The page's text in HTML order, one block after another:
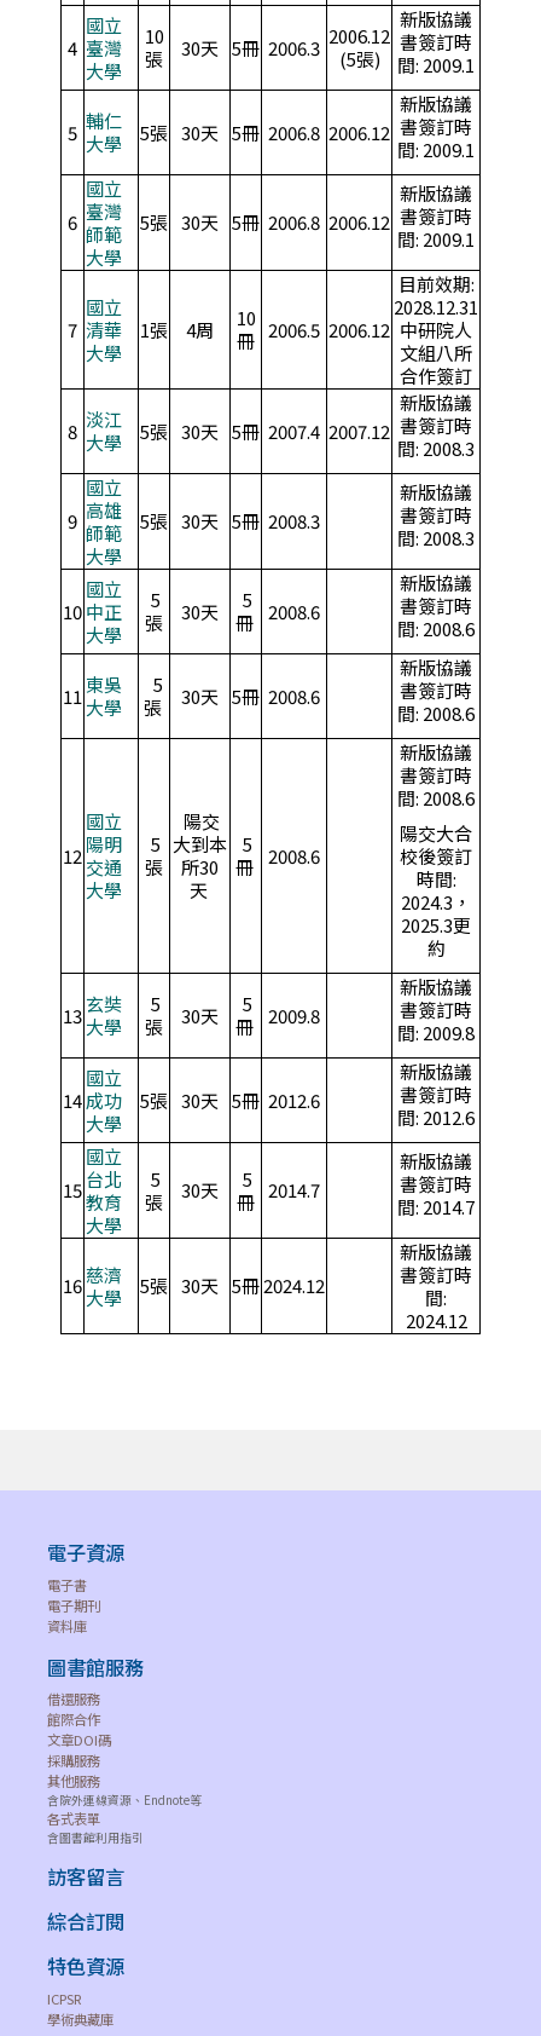
4
國立
臺灣
大學
10
張
30天 5冊 2006.3 2006.12
(5張)
新版協議
書簽訂時
間: 2009.1
5 輔仁
大學
5張 30天 5冊 2006.8 2006.12
新版協議
書簽訂時
間: 2009.1
6
國立
臺灣
師範
大學
5張 30天 5冊 2006.8 2006.12
新版協議
書簽訂時
間: 2009.1
7
國立
清華
大學
1張 4周
10
冊 2006.5 2006.12
目前效期:
2028.12.31
中研院人
文組八所
合作簽訂
8 淡江
大學
5張 30天 5冊 2007.4 2007.12
新版協議
書簽訂時
間: 2008.3
9
國立
高雄
師範
大學
5張 30天 5冊 2008.3
新版協議
書簽訂時
間: 2008.3
10
國立
中正
大學
5
張
30天
5
冊 2008.6
新版協議
書簽訂時
間: 2008.6
11 東吳
大學
5
張
30天 5冊 2008.6
新版協議
書簽訂時
間: 2008.6
12
國立
陽明
交通
大學
5
張
陽交
大到本
所30
天
5
冊 2008.6
新版協議
書簽訂時
間: 2008.6
陽交大合
校後簽訂
時間:
2024.3，
2025.3更
約
13玄奘
大學
5
張
30天
5
冊 2009.8
新版協議
書簽訂時
間: 2009.8
14
國立
成功
大學
5張 30天 5冊 2012.6
新版協議
書簽訂時
間: 2012.6
15
國立
台北
教育
大學
5
張
30天
5
冊 2014.7
新版協議
書簽訂時
間: 2014.7
16慈濟
大學
5張 30天 5冊2024.12
新版協議
書簽訂時
間:
2024.12
電子資源
電子書
電子期刊
資料庫
圖書館服務
借還服務
館際合作
文章DOI碼
採購服務
其他服務
含院外連線資源、Endnote等
各式表單
含圖書館利用指引
訪客留言
綜合訂閱
特色資源
ICPSR
學術典藏庫